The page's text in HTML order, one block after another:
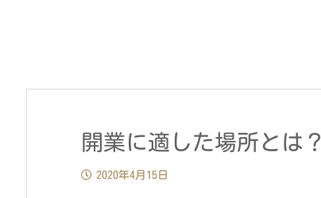
開業に適した場所とは？
2020年4月15日